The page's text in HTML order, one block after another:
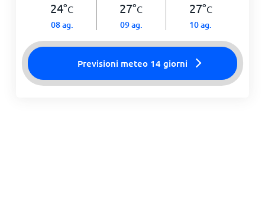
24°C
08 ag.
27°C
09 ag.
27°C
10 ag.
Previsioni meteo 14 giorni